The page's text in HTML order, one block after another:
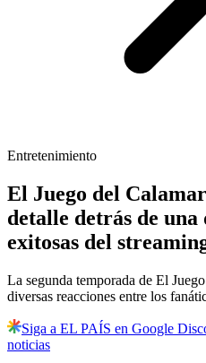
Entretenimiento
El Juego del
detalle detrás de una
exitosas del
La segunda temporada de El
diversas reacciones entre los
Siga a EL PAÍS en Google
noticias